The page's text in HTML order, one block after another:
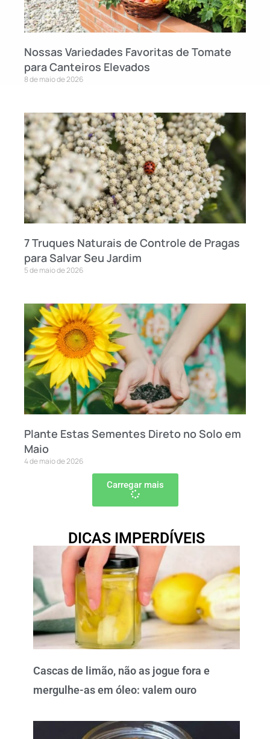
Nossas Variedades Favoritas de Tomate
para Canteiros Elevados
8 de maio de 2026
7 Truques Naturais de Controle de Pragas
para Salvar Seu Jardim
5 de maio de 2026
Plante Estas Sementes Direto no Solo em
Maio
4 de maio de 2026
Carregar mais
DICAS IMPERDÍVEIS
Cascas de limão, não as jogue fora e
mergulhe-as em óleo: valem ouro